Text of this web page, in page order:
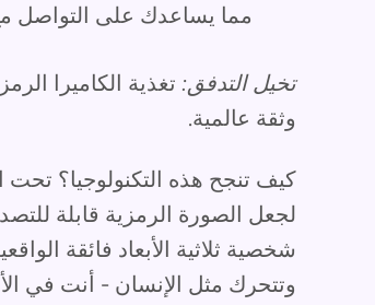
مما يساعدك على التواصل مع
تخيل التدفق:
وثقة عالمية.
كيف تنجح هذه التكنولوجيا؟ تحت
لجعل الصورة الرمزية قابلة
شخصية ثلاثية الأبعاد فائقة